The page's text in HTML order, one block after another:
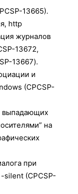
13665).
http
журналов
13672,
13667).
и
(CPCSP-
выпадающих
на
при
silent (CPCSP-